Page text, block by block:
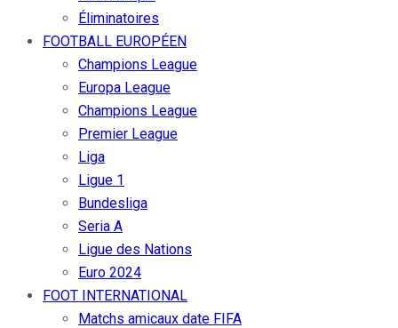
Éliminatoires
FOOTBALL EUROPÉEN
Champions League
Europa League
Champions League
Premier League
Liga
Ligue 1
Bundesliga
Seria A
Ligue des Nations
Euro 2024
FOOT INTERNATIONAL
Matchs amicaux date FIFA